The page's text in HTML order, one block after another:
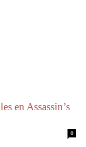
en Assassin’s
0